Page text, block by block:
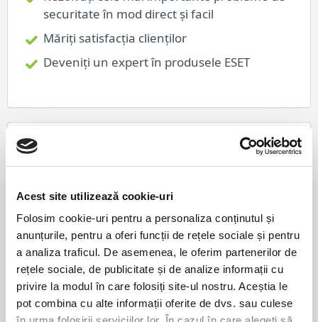
Acest site utilizează cookie-uri
Folosim cookie-uri pentru a personaliza conținutul și
anunțurile, pentru a oferi funcții de rețele sociale și pentru
a analiza traficul. De asemenea, le oferim partenerilor de
rețele sociale, de publicitate și de analize informații cu
privire la modul în care folosiți site-ul nostru. Aceștia le
pot combina cu alte informații oferite de dvs. sau culese
securitate în mod direct și facil
Măriți satisfacția clienților
Deveniți un expert în produsele ESET
ESET Micro Updates
Actualizări foarte mici de la 250 la 500
kilobytes pe săptămână
Distribuite odată pe săptămână